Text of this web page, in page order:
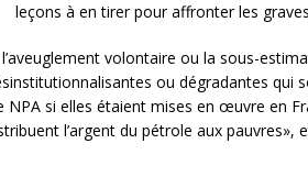
leçons à en tirer pour affronter les
volontaire ou la sous-
ou dégradantes qui
si elles étaient mises en œuvre en
l’argent du pétrole aux pauvres»,